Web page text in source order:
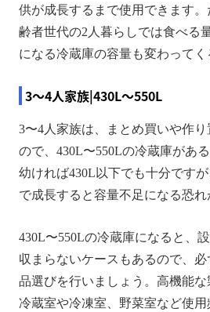
供が成長するまで使用できます
齢者世代の2人暮らしでは食べる
になる冷蔵庫の容量も変わってく
3～4人家族|430L～550L
3〜4人家族は、まとめ買いや作
ので、430L〜550Lの冷蔵庫があ
幼ければ430L以下でも十分です
で成長すると容量不足になる恐れ
430L〜550Lの冷蔵庫になると、
収まらないケースもあるので、
品選びを行いましょう。高機能な
冷蔵室や冷凍室、野菜室など使